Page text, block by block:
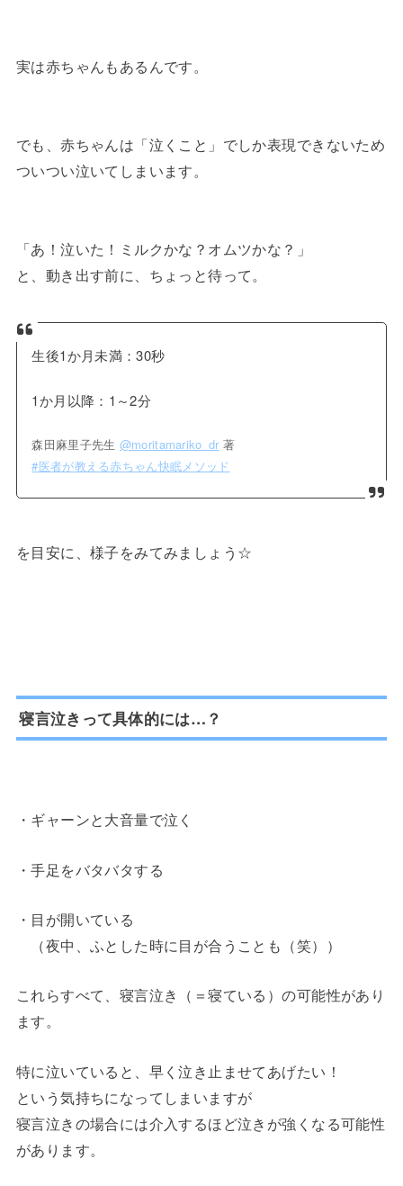
実は赤ちゃんもあるんです。
でも、赤ちゃんは「泣くこと」でしか表現できないため
ついつい泣いてしまいます。
「あ！泣いた！ミルクかな？オムツかな？」
と、動き出す前に、ちょっと待って。
生後1か月未満：30秒
1か月以降：1～2分
森田麻里子先生 @moritamariko_dr 著
#医者が教える赤ちゃん快眠メソッド
を目安に、様子をみてみましょう☆
寝言泣きって具体的には…？
・ギャーンと大音量で泣く
・手足をバタバタする
・目が開いている
（夜中、ふとした時に目が合うことも（笑））
これらすべて、寝言泣き（＝寝ている）の可能性があり
ます。
特に泣いていると、早く泣き止ませてあげたい！
という気持ちになってしまいますが
寝言泣きの場合には介入するほど泣きが強くなる可能性
があります。